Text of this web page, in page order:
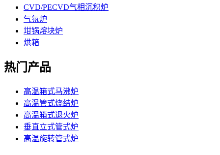
CVD/PECVD气相沉积炉
气氛炉
坩锅熔块炉
烘箱
热门产品
高温箱式马沸炉
高温管式烧结炉
高温箱式退火炉
垂直立式管式炉
高温旋转管式炉